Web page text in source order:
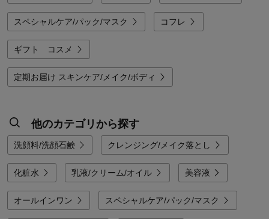
スペシャルケア/パック/マスク コフレ
ギフト コスメ
定期お届け スキンケア/メイク/ボディ
他のカテゴリから探す
洗顔料/洗顔石鹸 クレンジング/メイク落とし
化粧水 乳液/クリーム/オイル 美容液
オールインワン スペシャルケア/パック/マスク